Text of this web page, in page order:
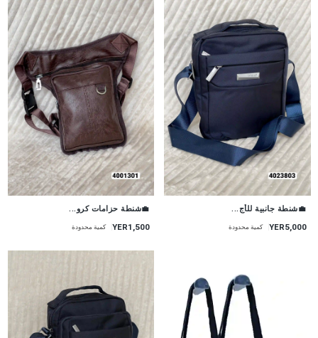
💼شنطة جانبية للأج...
YER5,000 كمية محدودة
💼شنطة حزامات كرو...
YER1,500 كمية محدودة